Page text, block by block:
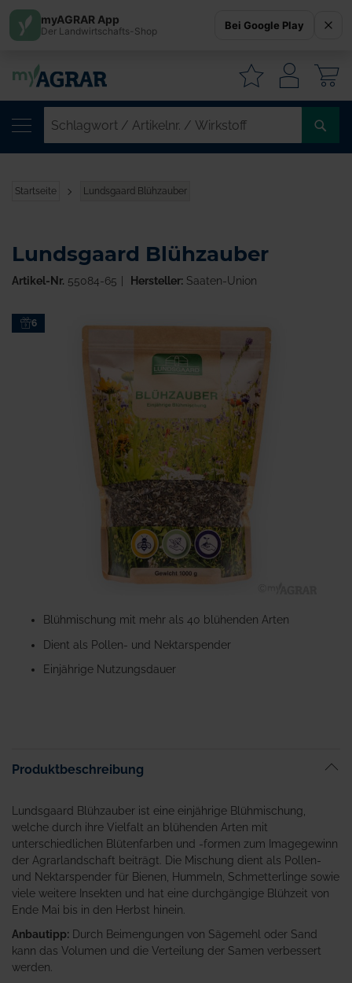
Startseite Lundsgaard Blühzauber
Zum6
Anfang
Bildgalerie
springen
Lundsgaard Blühzauber
Artikel-Nr. 55084-65 Hersteller:Saaten-Union
Blühmischung mit mehr als 40 blühenden Arten
Dient als Pollen- und Nektarspender
Einjährige Nutzungsdauer
Produktbeschreibung
Lundsgaard Blühzauber ist eine einjährige Blühmischung,
welche durch ihre Vielfalt an blühenden Arten mit
unterschiedlichen Blütenfarben und -formen zum Imagegewinn
der Agrarlandschaft beiträgt. Die Mischung dient als Pollen-
und Nektarspender für Bienen, Hummeln, Schmetterlinge sowie
viele weitere Insekten und hat eine durchgängige Blühzeit von
Ende Mai bis in den Herbst hinein.
Anbautipp: Durch Beimengungen von Sägemehl oder Sand
kann das Volumen und die Verteilung der Samen verbessert
werden.
myAGRAR App
Der Landwirtschafts-Shop Bei Google Play